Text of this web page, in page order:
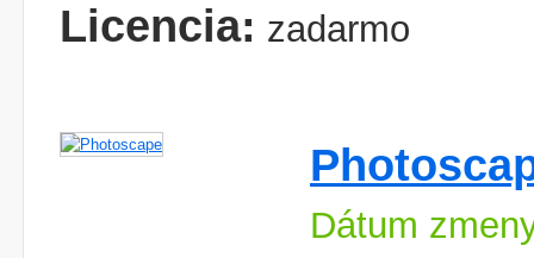
Licencia: zadarmo
Dátum